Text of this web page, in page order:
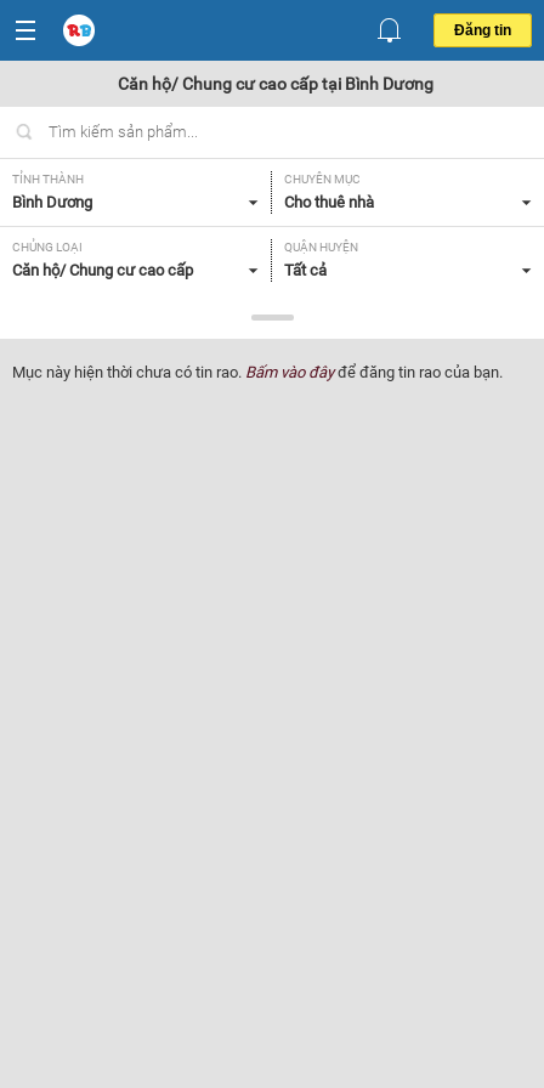
Đăng tin
Căn hộ/ Chung cư cao cấp tại Bình Dương
TỈNH THÀNH
Bình Dương
CHUYÊN MỤC
Cho thuê nhà
CHỦNG LOẠI
Căn hộ/ Chung cư cao cấp
QUẬN HUYỆN
Tất cả
Tất cả
DIỆN TÍCH
Tất cả
SỐ PHÒNG NGỦ ĐỒ DÙNG TRONG NHÀ
Mục này hiện thời chưa có tin rao. Bấm vào đâyđể đăng tin rao của bạn.